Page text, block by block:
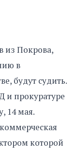
из Покрова,
в
будут судить.
и прокуратуре
14 мая.
которой